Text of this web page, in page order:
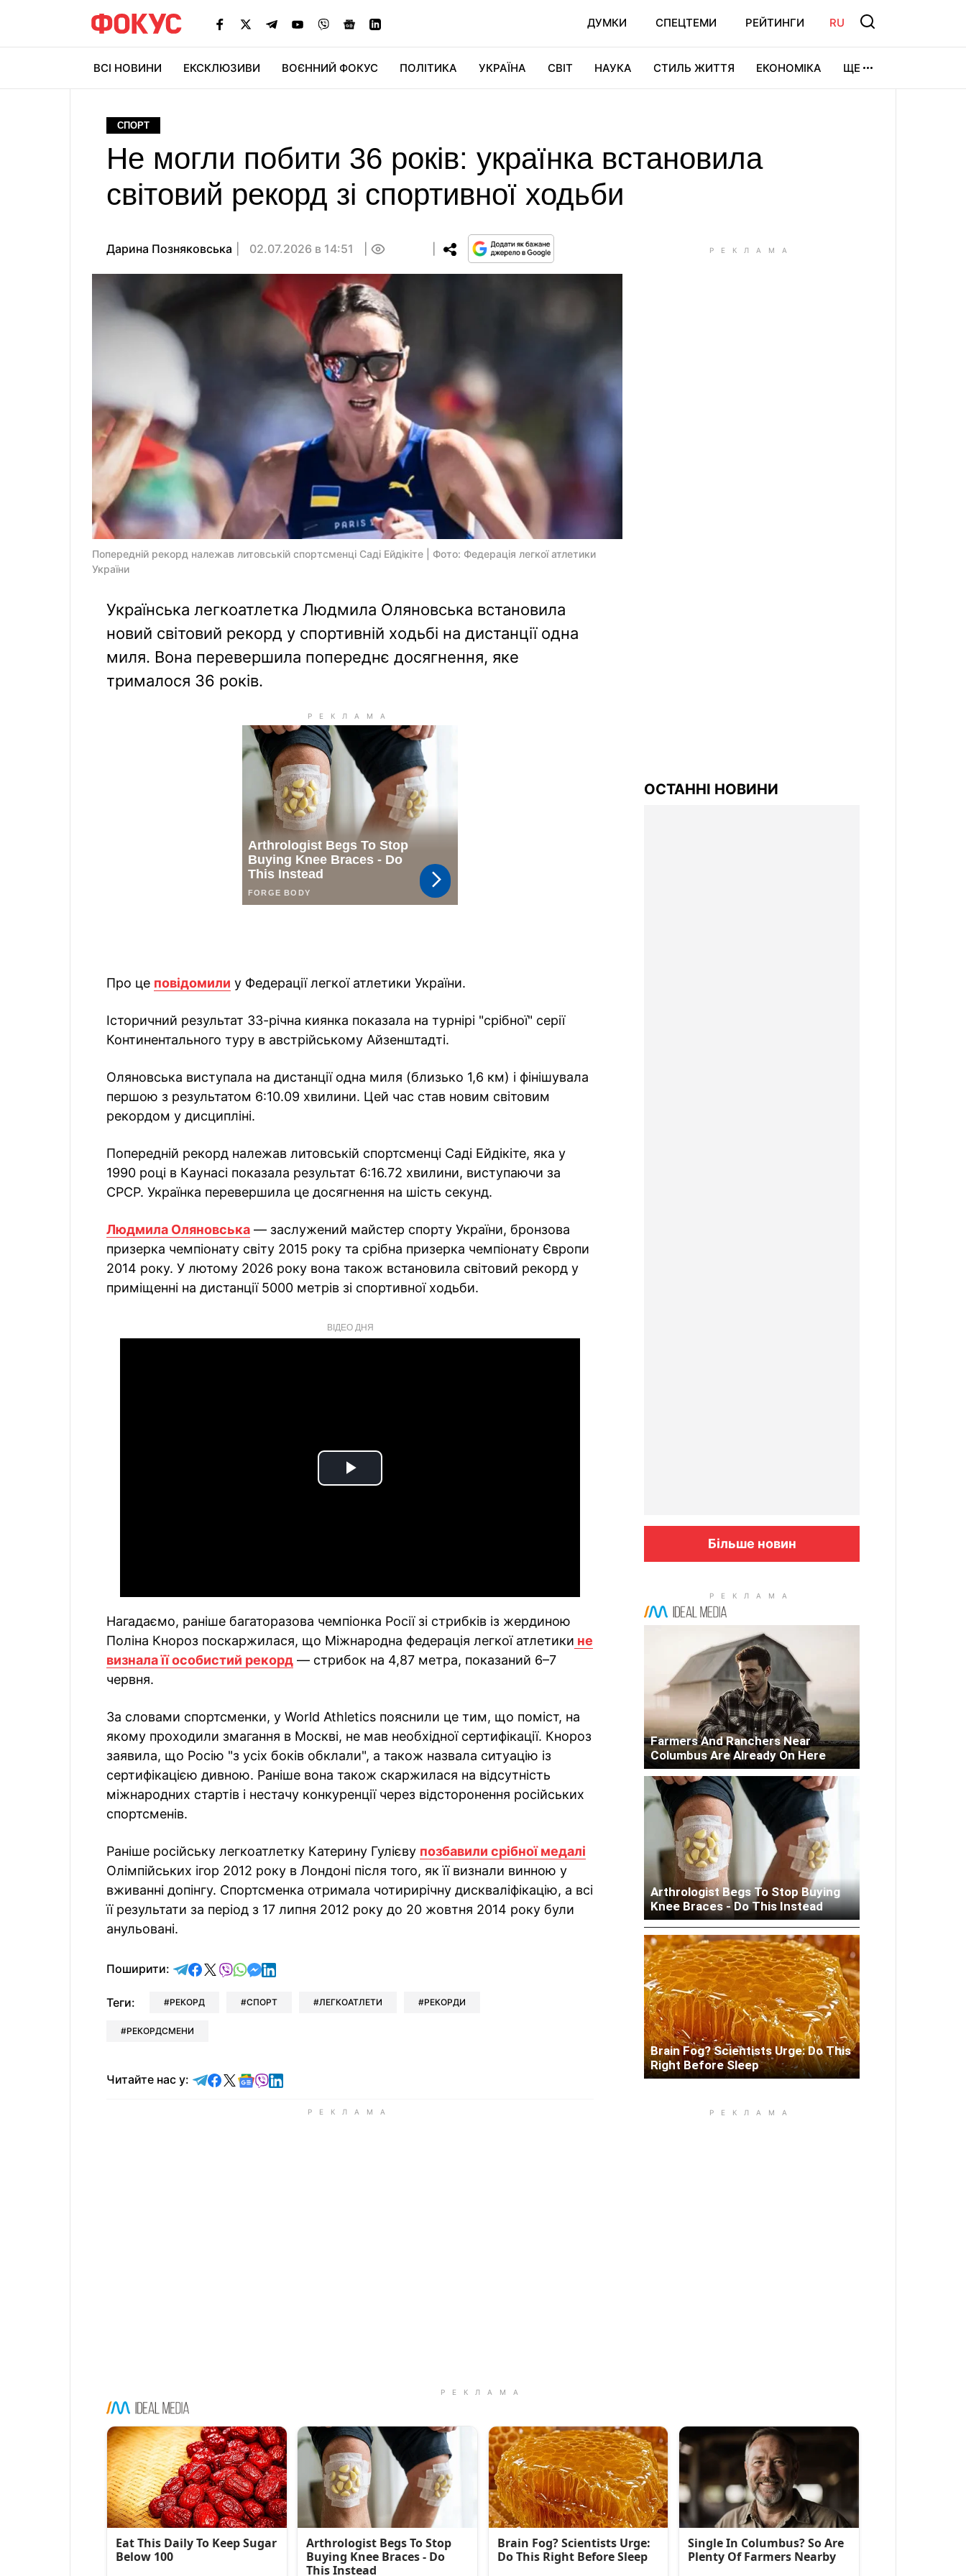
ДУМКИ СПЕЦТЕМИ РЕЙТИНГИ RU
ВСІ НОВИНИ ЕКСКЛЮЗИВИ ВОЄННИЙ ФОКУС ПОЛІТИКА УКРАЇНА СВІТ НАУКА СТИЛЬ ЖИТТЯ ЕКОНОМІКА ЩЕ
СПОРТ
Не могли побити 36 років: українка встановила
світовий рекорд зі спортивної ходьби
Дарина Позняковська 02.07.2026 в 14:51
Попередній рекорд належав литовській спортсменці Саді Ейдікіте | Фото: Федерація легкої атлетики
України
Українська легкоатлетка Людмила Оляновська встановила
новий світовий рекорд у спортивній ходьбі на дистанції одна
миля. Вона перевершила попереднє досягнення, яке
трималося 36 років.
Про це повідомили у Федерації легкої атлетики України.
Історичний результат 33-річна киянка показала на турнірі "срібної" серії
Континентального туру в австрійському Айзенштадті.
Оляновська виступала на дистанції одна миля (близько 1,6 км) і фінішувала
першою з результатом 6:10.09 хвилини. Цей час став новим світовим
рекордом у дисципліні.
Попередній рекорд належав литовській спортсменці Саді Ейдікіте, яка у
1990 році в Каунасі показала результат 6:16.72 хвилини, виступаючи за
СРСР. Українка перевершила це досягнення на шість секунд.
Людмила Оляновська — заслужений майстер спорту України, бронзова
призерка чемпіонату світу 2015 року та срібна призерка чемпіонату Європи
2014 року. У лютому 2026 року вона також встановила світовий рекорд у
приміщенні на дистанції 5000 метрів зі спортивної ходьби.
ВІДЕО ДНЯ
Play
Нагадаємо, раніше багаторазова чемпіонка Росії зі стрибків із жердиною
Поліна Кнороз поскаржилася, що Міжнародна федерація легкої атлетики не
визнала її особистий рекорд — стрибок на 4,87 метра, показаний 6–7
червня.
За словами спортсменки, у World Athletics пояснили це тим, що поміст, на
якому проходили змагання в Москві, не мав необхідної сертифікації. Кнороз
заявила, що Росію "з усіх боків обклали", а також назвала ситуацію із
сертифікацією дивною. Раніше вона також скаржилася на відсутність
міжнародних стартів і нестачу конкуренції через відсторонення російських
спортсменів.
Раніше російську легкоатлетку Катерину Гулієву позбавили срібної медалі
Олімпійських ігор 2012 року в Лондоні після того, як її визнали винною у
вживанні допінгу. Спортсменка отримала чотирирічну дискваліфікацію, а всі
її результати за період з 17 липня 2012 року до 20 жовтня 2014 року були
анульовані.
Поширити: відправити у Telegram
поділитись у Facebook
поділитись у X
відправити у Viber
відправити у Whatsapp
відправити у Messenger
відправити у LinkedIn
Теги: РЕКОРД СПОРТ ЛЕГКОАТЛЕТИ РЕКОРДИ
РЕКОРДСМЕНИ
Читайте нас у: Читайте у Telegram
Читайте у Facebook
Читайте у X
Читайте у Google news
Читайте у Viber
Читайте у LinkedIn
ОСТАННІ НОВИНИ
Більше новин
Farmers And Ranchers Near
Columbus Are Already On Here
Arthrologist Begs To Stop Buying
Knee Braces - Do This Instead
Columbus: High Blood Sugar
Patients Are Quietly Using This
Liver Fix
Brain Fog? Scientists Urge: Do This
Right Before Sleep